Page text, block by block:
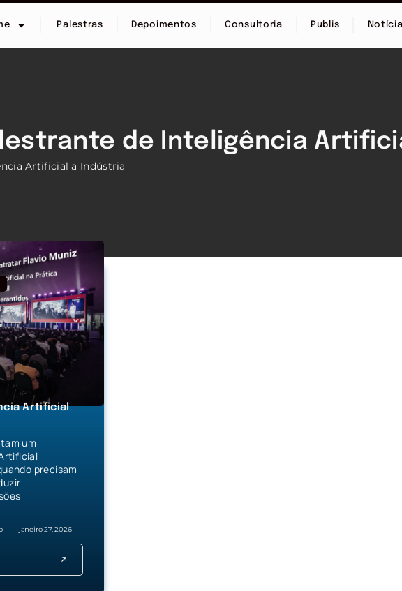
Palestras Depoimentos Consultoria Publis
de Inteligência
Artificial a Indústria
Artificial
um
precisam
janeiro 27, 2026